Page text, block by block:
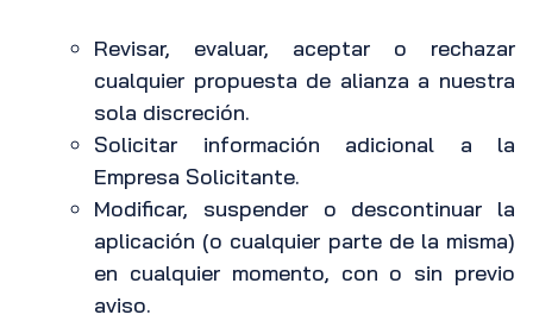
Revisar, evaluar, aceptar o rechazar
cualquier propuesta de alianza a nuestra
sola discreción.
Solicitar información adicional a la
Empresa Solicitante.
Modificar, suspender o descontinuar la
aplicación (o cualquier parte de la misma)
en cualquier momento, con o sin previo
aviso.